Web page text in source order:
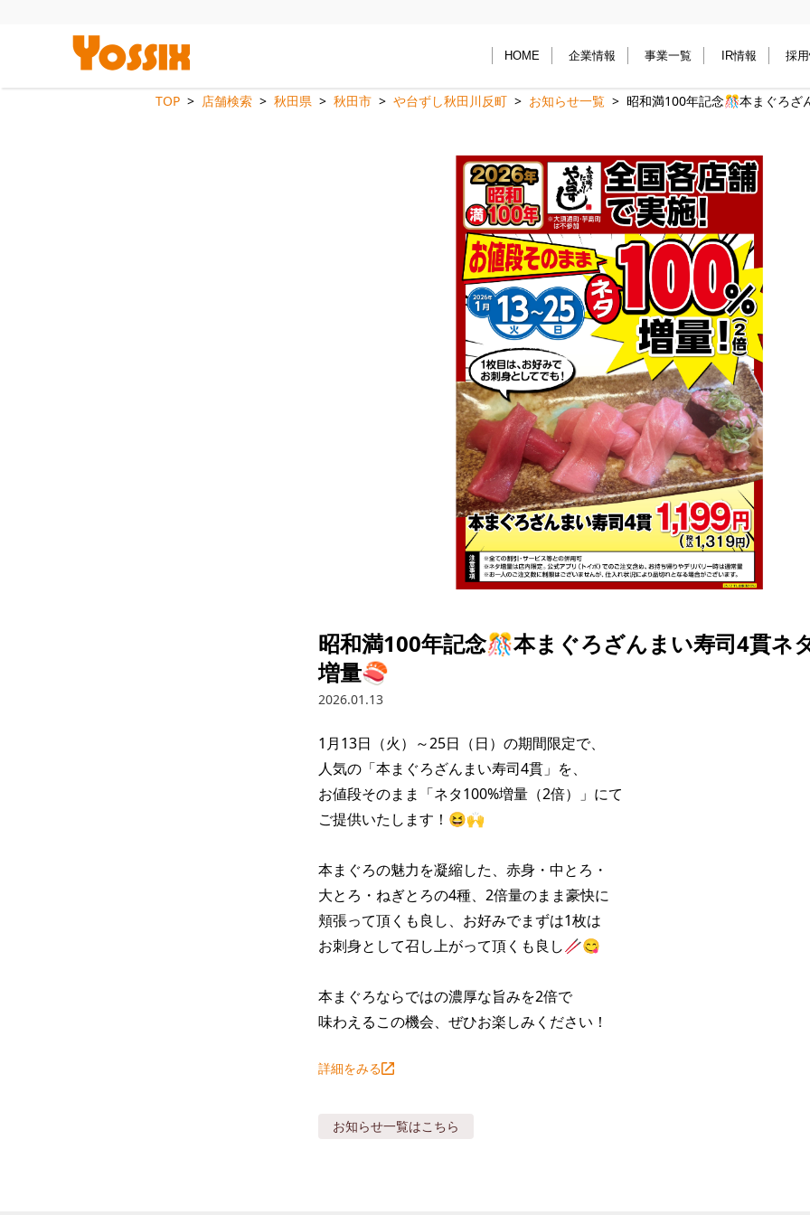
HOME 企業情報 事業一覧 IR情報 採
TOP 店舗検索 秋田県 秋田市 や台ずし秋田川反町 お知らせ一覧 昭和満100年記念🎊本まぐろざ
昭和満100年記念🎊本まぐろざんまい寿司4貫ネ
増量🍣
2026.01.13
1月13日（火）～25日（日）の期間限定で、
人気の「本まぐろざんまい寿司4貫」を、
お値段そのまま「ネタ100%増量（2倍）」にて
ご提供いたします！😆🙌
本まぐろの魅力を凝縮した、赤身・中とろ・
大とろ・ねぎとろの4種、2倍量のまま豪快に
頬張って頂くも良し、お好みでまずは1枚は
お刺身として召し上がって頂くも良し🥢😋
本まぐろならではの濃厚な旨みを2倍で
味わえるこの機会、ぜひお楽しみください！
詳細をみる
お知らせ一覧はこちら